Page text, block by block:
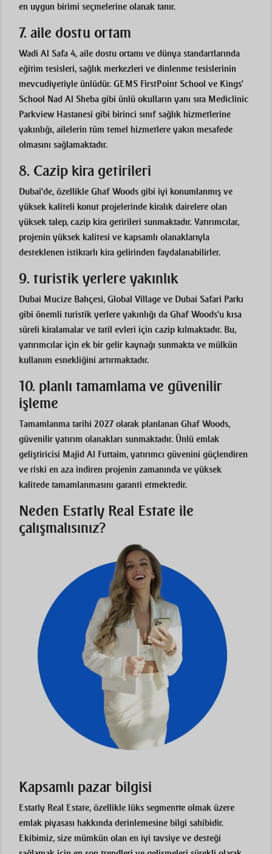
en uygun birimi seçmelerine olanak tanır.
7. aile dostu ortam
Wadi Al Safa 4, aile dostu ortamı ve dünya standartlarında
eğitim tesisleri, sağlık merkezleri ve dinlenme tesislerinin
mevcudiyetiyle ünlüdür. GEMS FirstPoint School ve Kings'
School Nad Al Sheba gibi ünlü okulların yanı sıra Mediclinic
Parkview Hastanesi gibi birinci sınıf sağlık hizmetlerine
yakınlığı, ailelerin tüm temel hizmetlere yakın mesafede
olmasını sağlamaktadır.
8. Cazip kira getirileri
Dubai'de, özellikle Ghaf Woods gibi iyi konumlanmış ve
yüksek kaliteli konut projelerinde kiralık dairelere olan
yüksek talep, cazip kira getirileri sunmaktadır. Yatırımcılar,
projenin yüksek kalitesi ve kapsamlı olanaklarıyla
desteklenen istikrarlı kira gelirinden faydalanabilirler.
9. turistik yerlere yakınlık
Dubai Mucize Bahçesi, Global Village ve Dubai Safari Parkı
gibi önemli turistik yerlere yakınlığı da Ghaf Woods'u kısa
süreli kiralamalar ve tatil evleri için cazip kılmaktadır. Bu,
yatırımcılar için ek bir gelir kaynağı sunmakta ve mülkün
kullanım esnekliğini artırmaktadır.
10. planlı tamamlama ve güvenilir
işleme
Tamamlanma tarihi 2027 olarak planlanan Ghaf Woods,
güvenilir yatırım olanakları sunmaktadır. Ünlü emlak
geliştiricisi Majid Al Futtaim, yatırımcı güvenini güçlendiren
ve riski en aza indiren projenin zamanında ve yüksek
kalitede tamamlanmasını garanti etmektedir.
Neden Estatly Real Estate ile
çalışmalısınız?
Kapsamlı pazar bilgisi
Estatly Real Estate, özellikle lüks segmentte olmak üzere
emlak piyasası hakkında derinlemesine bilgi sahibidir.
Ekibimiz, size mümkün olan en iyi tavsiye ve desteği